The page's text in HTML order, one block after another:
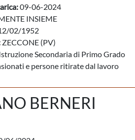
09-06-2024
INSIEME
02/1952
ZECCONE (PV)
Secondaria di Primo Grado
e persone ritirate dal lavoro
BERNERI